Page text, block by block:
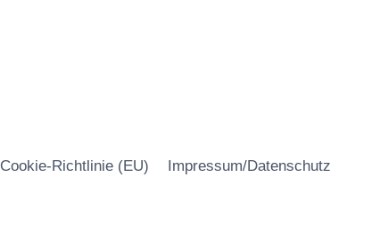
Cookie-Richtlinie (EU) Impressum/Datenschutz